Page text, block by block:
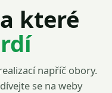
které
napříč obory.
se na weby